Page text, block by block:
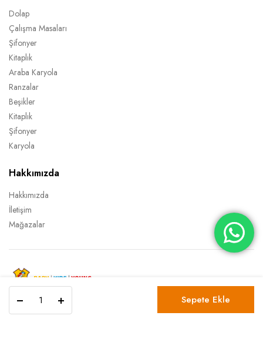
Komodin
quantity
Sepete Ekle
Dolap
Çalışma Masaları
Şifonyer
Kitaplık
Araba Karyola
Ranzalar
Beşikler
Kitaplık
Şifonyer
Karyola
Hakkımızda
Hakkımızda
İletişim
Mağazalar
Copyright 2022 © TİTİ Mobilya Tüm Hakları Saklıdır.